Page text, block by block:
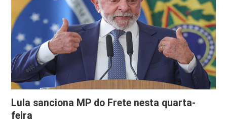
Lula sanciona MP do Frete nesta quarta-
feira